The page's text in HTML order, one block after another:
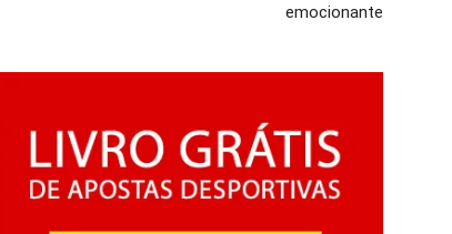
emocionante